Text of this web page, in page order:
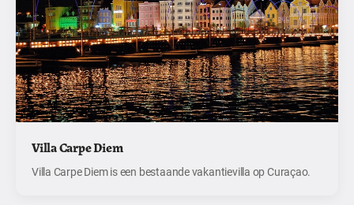
Villa Carpe Diem
Villa Carpe Diem is een bestaande vakantievilla op Curaçao.